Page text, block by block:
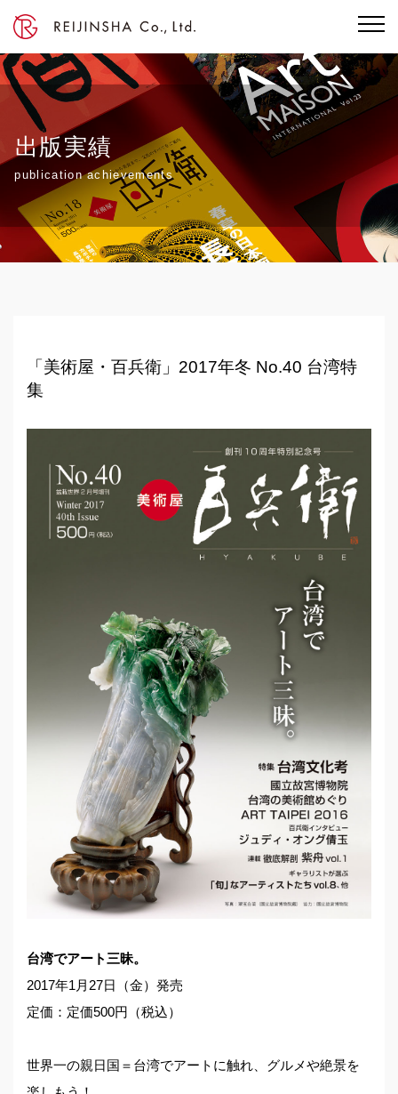
出版実績
publication achievements
「美術屋・百兵衛」2017年冬 No.40 台湾特
集
台湾でアート三昧。
2017年1月27日（金）発売
定価：定価500円（税込）
世界一の親日国＝台湾でアートに触れ、グルメや絶景を